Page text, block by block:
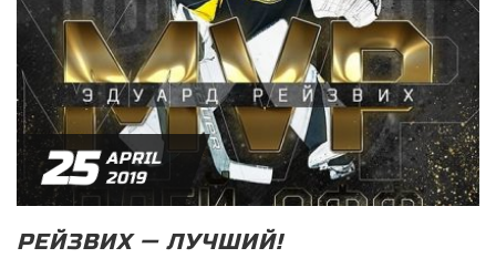
25 APRIL
2019
РЕЙЗВИХ — ЛУЧШИЙ!